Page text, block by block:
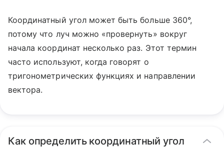
Координатный угол может быть больше 360°,
потому что луч можно «провернуть» вокруг
начала координат несколько раз. Этот термин
часто используют, когда говорят о
тригонометрических функциях и направлении
вектора.
Как определить координатный угол